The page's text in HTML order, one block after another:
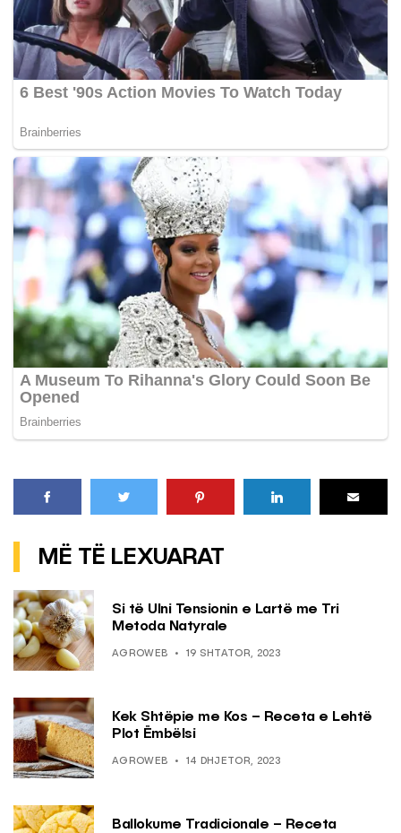
MË TË LEXUARAT
Si të Ulni Tensionin e Lartë me Tri
Metoda Natyrale
AGROWEB 19 SHTATOR, 2023
Kek Shtëpie me Kos – Receta e Lehtë
Plot Ëmbëlsi
AGROWEB 14 DHJETOR, 2023
Ballokume Tradicionale – Receta